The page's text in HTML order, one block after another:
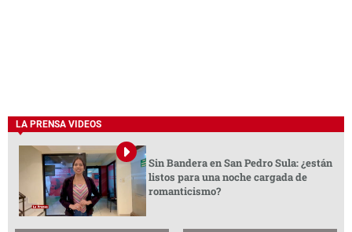
LA PRENSA VIDEOS
Sin Bandera en San Pedro Sula: ¿están
listos para una noche cargada de
romanticismo?